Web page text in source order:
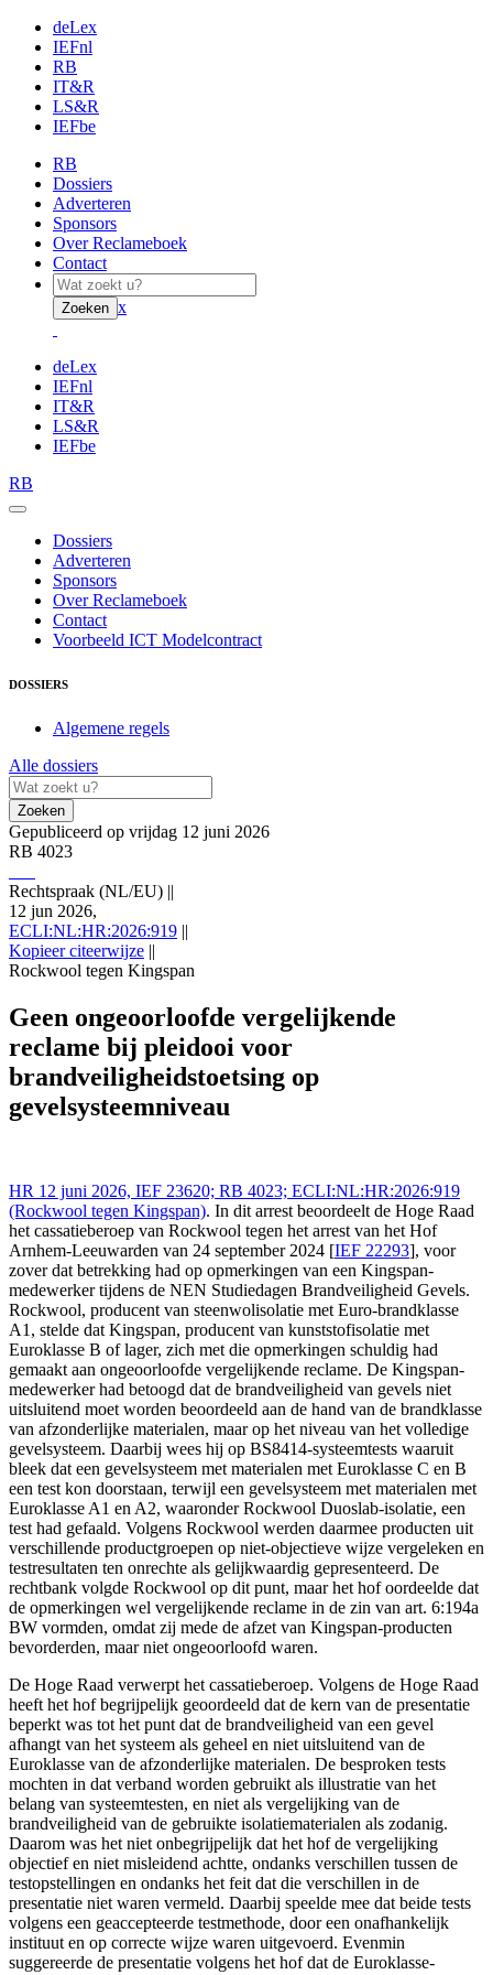
deLex
IEFnl
RB
IT&R
LS&R
IEFbe
RB
Dossiers
Adverteren
Sponsors
Over Reclameboek
Contact
Zoeken x
deLex
IEFnl
IT&R
LS&R
IEFbe
RB
Dossiers
Adverteren
Sponsors
Over Reclameboek
Contact
Voorbeeld ICT Modelcontract
DOSSIERS
Algemene regels
Alle dossiers
Zoeken
Gepubliceerd op vrijdag 12 juni 2026
RB 4023
Rechtspraak (NL/EU) ||
12 jun 2026,
ECLI:NL:HR:2026:919 ||
Kopieer citeerwijze ||
Rockwool tegen Kingspan
ECLI:NL:HR:2026:919 (Rockwool tegen Kingspan),
https://redactie-delex.cshark.nl/artikelen/geen-ongeoorloofde-
vergelijkende-reclame-bij-pleidooi-voor-brandveiligheidstoetsing-
op-gevelsysteemniveau
Geen ongeoorloofde vergelijkende
reclame bij pleidooi voor
brandveiligheidstoetsing op
gevelsysteemniveau
HR 12 juni 2026, IEF 23620; RB 4023; ECLI:NL:HR:2026:919
(Rockwool tegen Kingspan). In dit arrest beoordeelt de Hoge Raad
het cassatieberoep van Rockwool tegen het arrest van het Hof
Arnhem-Leeuwarden van 24 september 2024 [IEF 22293], voor
zover dat betrekking had op opmerkingen van een Kingspan-
medewerker tijdens de NEN Studiedagen Brandveiligheid Gevels.
Rockwool, producent van steenwolisolatie met Euro-brandklasse
A1, stelde dat Kingspan, producent van kunststofisolatie met
Euroklasse B of lager, zich met die opmerkingen schuldig had
gemaakt aan ongeoorloofde vergelijkende reclame. De Kingspan-
medewerker had betoogd dat de brandveiligheid van gevels niet
uitsluitend moet worden beoordeeld aan de hand van de brandklasse
van afzonderlijke materialen, maar op het niveau van het volledige
gevelsysteem. Daarbij wees hij op BS8414-systeemtests waaruit
bleek dat een gevelsysteem met materialen met Euroklasse C en B
een test kon doorstaan, terwijl een gevelsysteem met materialen met
Euroklasse A1 en A2, waaronder Rockwool Duoslab-isolatie, een
test had gefaald. Volgens Rockwool werden daarmee producten uit
verschillende productgroepen op niet-objectieve wijze vergeleken en
testresultaten ten onrechte als gelijkwaardig gepresenteerd. De
rechtbank volgde Rockwool op dit punt, maar het hof oordeelde dat
de opmerkingen wel vergelijkende reclame in de zin van art. 6:194a
BW vormden, omdat zij mede de afzet van Kingspan-producten
bevorderden, maar niet ongeoorloofd waren.
De Hoge Raad verwerpt het cassatieberoep. Volgens de Hoge Raad
heeft het hof begrijpelijk geoordeeld dat de kern van de presentatie
beperkt was tot het punt dat de brandveiligheid van een gevel
afhangt van het systeem als geheel en niet uitsluitend van de
Euroklasse van de afzonderlijke materialen. De besproken tests
mochten in dat verband worden gebruikt als illustratie van het
belang van systeemtesten, en niet als vergelijking van de
brandveiligheid van de gebruikte isolatiematerialen als zodanig.
Daarom was het niet onbegrijpelijk dat het hof de vergelijking
objectief en niet misleidend achtte, ondanks verschillen tussen de
testopstellingen en ondanks het feit dat die verschillen in de
presentatie niet waren vermeld. Daarbij speelde mee dat beide tests
volgens een geaccepteerde testmethode, door een onafhankelijk
instituut en op correcte wijze waren uitgevoerd. Evenmin
suggereerde de presentatie volgens het hof dat de Euroklasse-